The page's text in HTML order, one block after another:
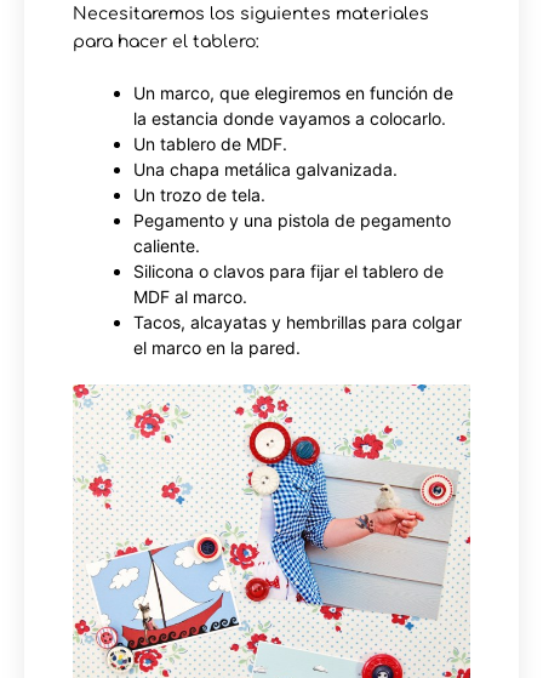
Necesitaremos los siguientes materiales
para hacer el tablero:
Un marco, que elegiremos en función de
la estancia donde vayamos a colocarlo.
Un tablero de MDF.
Una chapa metálica galvanizada.
Un trozo de tela.
Pegamento y una pistola de pegamento
caliente.
Silicona o clavos para fijar el tablero de
MDF al marco.
Tacos, alcayatas y hembrillas para colgar
el marco en la pared.